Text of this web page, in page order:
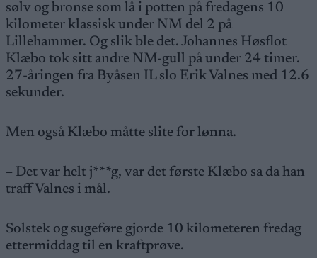
sølv og bronse som lå i potten på fredagens 10
kilometer klassisk under NM del 2 på
Lillehammer. Og slik ble det. Johannes Høsflot
Klæbo tok sitt andre NM-gull på under 24 timer.
27-åringen fra Byåsen IL slo Erik Valnes med 12.6
sekunder.
Men også Klæbo måtte slite for lønna.
– Det var helt j***g, var det første Klæbo sa da han
traff Valnes i mål.
Solstek og sugeføre gjorde 10 kilometeren fredag
ettermiddag til en kraftprøve.